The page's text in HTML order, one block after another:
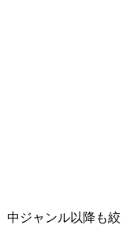
中ジャンル以降も絞